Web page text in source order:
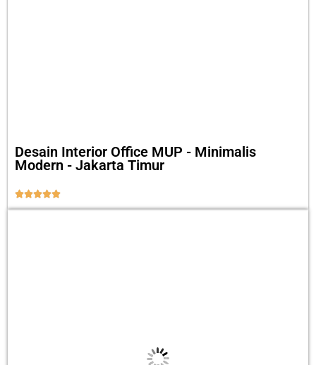
Desain Interior Office MUP - Minimalis
Modern - Jakarta Timur
